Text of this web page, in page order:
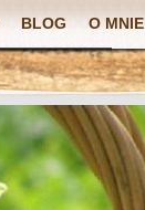
BLOG O MNIE